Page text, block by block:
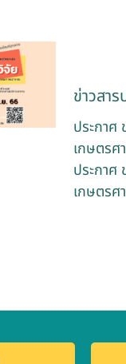
ข่าวสา
ประกาศ
เกษตรศ
ประกาศ
เกษตรศ